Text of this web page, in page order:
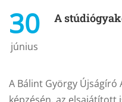
30
június
A
A Bálint György Újságíró